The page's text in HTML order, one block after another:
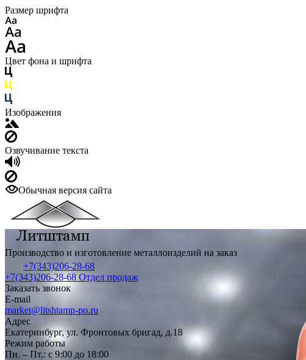
Размер шрифта
Цвет фона и шрифта
Изображения
Озвучивание текста
Обычная версия сайта
Производство и изготовление металлоизделий на заказ
+7(343)206-28-68
+7(343)206-28-68 Отдел продаж
Заказать звонок
E-mail
market@litshtamp-po.ru
Адрес
Екатеринбург, ул. Фронтовых бригад, д.18
Режим работы
Пн. – Пт.: с 9:00 до 18:00